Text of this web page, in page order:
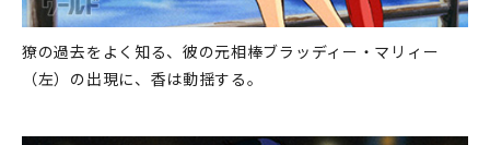
獠の過去をよく知る、彼の元相棒ブラッディー・マリィー
（左）の出現に、香は動揺する。